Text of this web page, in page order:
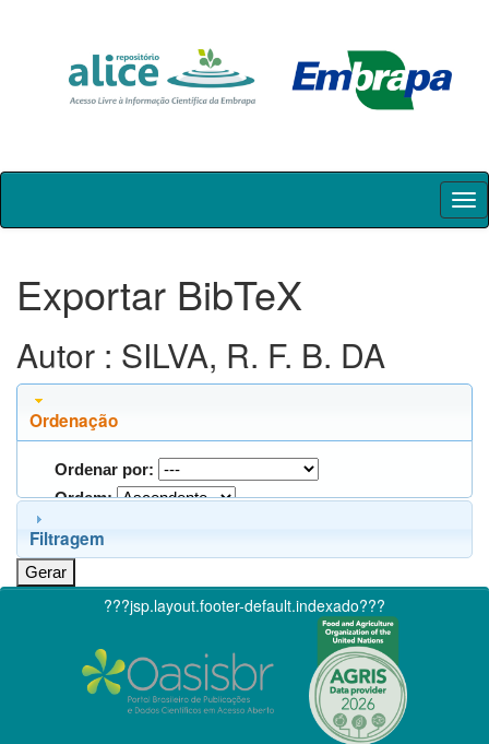
Skip
Exportar BibTeX
Autor : SILVA, R. F. B. DA
Ordenação
Ordenar por:
Ordem:
Filtragem
???jsp.layout.footer-default.indexado???